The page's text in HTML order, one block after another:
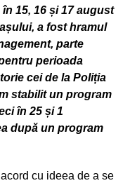
15, 16 și 17 august
a fost hramul
parte
perioada
cei de la Poliția
stabilit un program
în 25 și 1
după un program
cu ideea de a se